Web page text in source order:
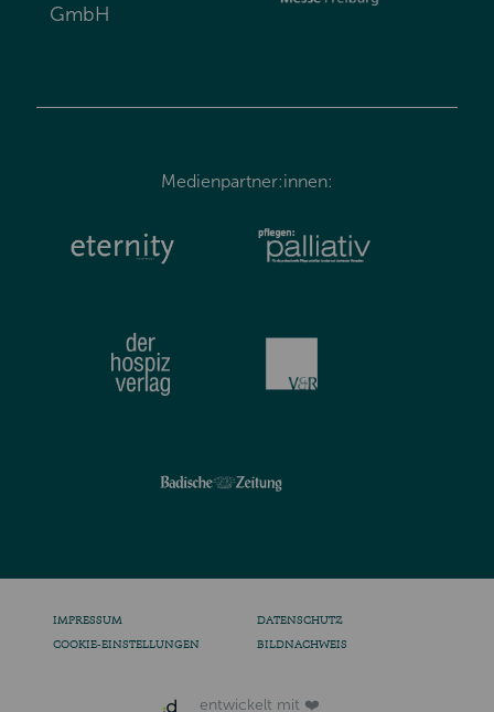
GmbH
Medienpartner:innen:
entwickelt mit ❤️
IMPRESSUM
DATENSCHUTZ
COOKIE-EINSTELLUNGEN
BILDNACHWEIS